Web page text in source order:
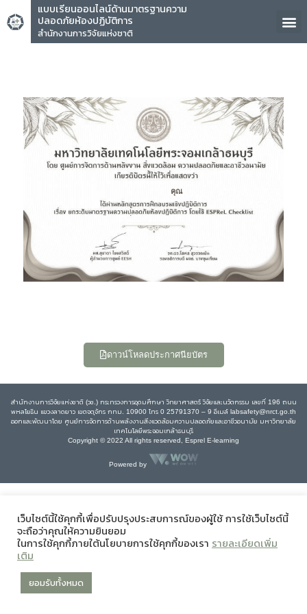
แบบเรียนออนไลน์ด้านมาตรฐานความ
ปลอดภัยห้องปฏิบัติการ
สำนักงานการวิจัยแห่งชาติ
คุณ
ดาวน์โหลดประกาศนียบัตร
สำนักงานการวิจัยแห่งชาติ (วช.) กระทรวงการอุดมศึกษา วิทยาศาสตร์ วิจัยและนวัตกรรม เลขที่ 196 ถนน
พหลโยธิน แขวงลาดยาว เขตจตุจักร กทม. 10900 โทร 0 25791370 – 9 อีเมล์ labsafety@nrct.go.th
ออกและพัฒนาโดย ศูนย์การจัดการด้านพลังงานสิ่งแวดล้อมความปลอดภัยและอาชีวอนามัย มหาวิทยาลัย
เทคโนโลยีพระจอมเกล้าธนบุรี
Copyright © 2022 All rights reserved, Esprel E-learning
Powered by
เว็บไซต์นี้ใช้คุกกี้เพื่อปรับปรุงประสบการณ์ของผู้ใช้ การใช้เว็บไซต์นี้
จะถือว่าคุณให้ความยินยอม
ในการใช้คุกกี้ภายใต้นโยบายการใช้คุกกี้ของเรา รายละเอียดเพิ่ม
เติม
ยอมรับทั้งหมด